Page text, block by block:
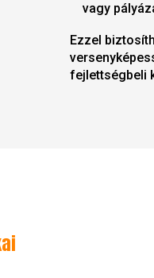
vagy
Ezzel
fejlettségbeli